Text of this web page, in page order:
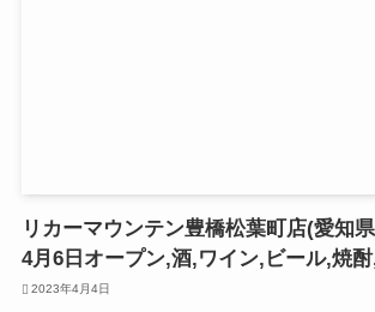
リカーマウンテン豊橋松葉町店(愛知
4月6日オープン,酒,ワイン,ビール,焼
2023年4月4日